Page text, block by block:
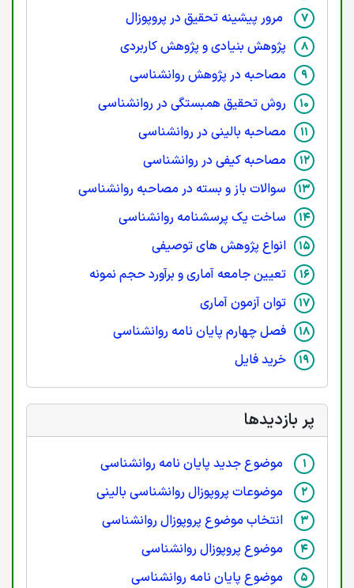
مرور پیشینه تحقیق در پروپوزال
پژوهش بنیادی و پژوهش کاربردی
مصاحبه در پژوهش روانشناسی
روش تحقیق همبستگی در روانشناسی
مصاحبه بالینی در روانشناسی
مصاحبه کیفی در روانشناسی
سوالات باز و بسته در مصاحبه روانشناسی
ساخت یک پرسشنامه روانشناسی
انواع پژوهش های توصیفی
تعیین جامعه آماری و برآورد حجم نمونه
توان آزمون آماری
فصل چهارم پایان نامه روانشناسی
خرید فایل
پر بازدیدها
موضوع جدید پایان نامه روانشناسی
موضوعات پروپوزال روانشناسی بالینی
انتخاب موضوع پروپوزال روانشناسی
موضوع پروپوزال روانشناسی
موضوع پایان نامه روانشناسی